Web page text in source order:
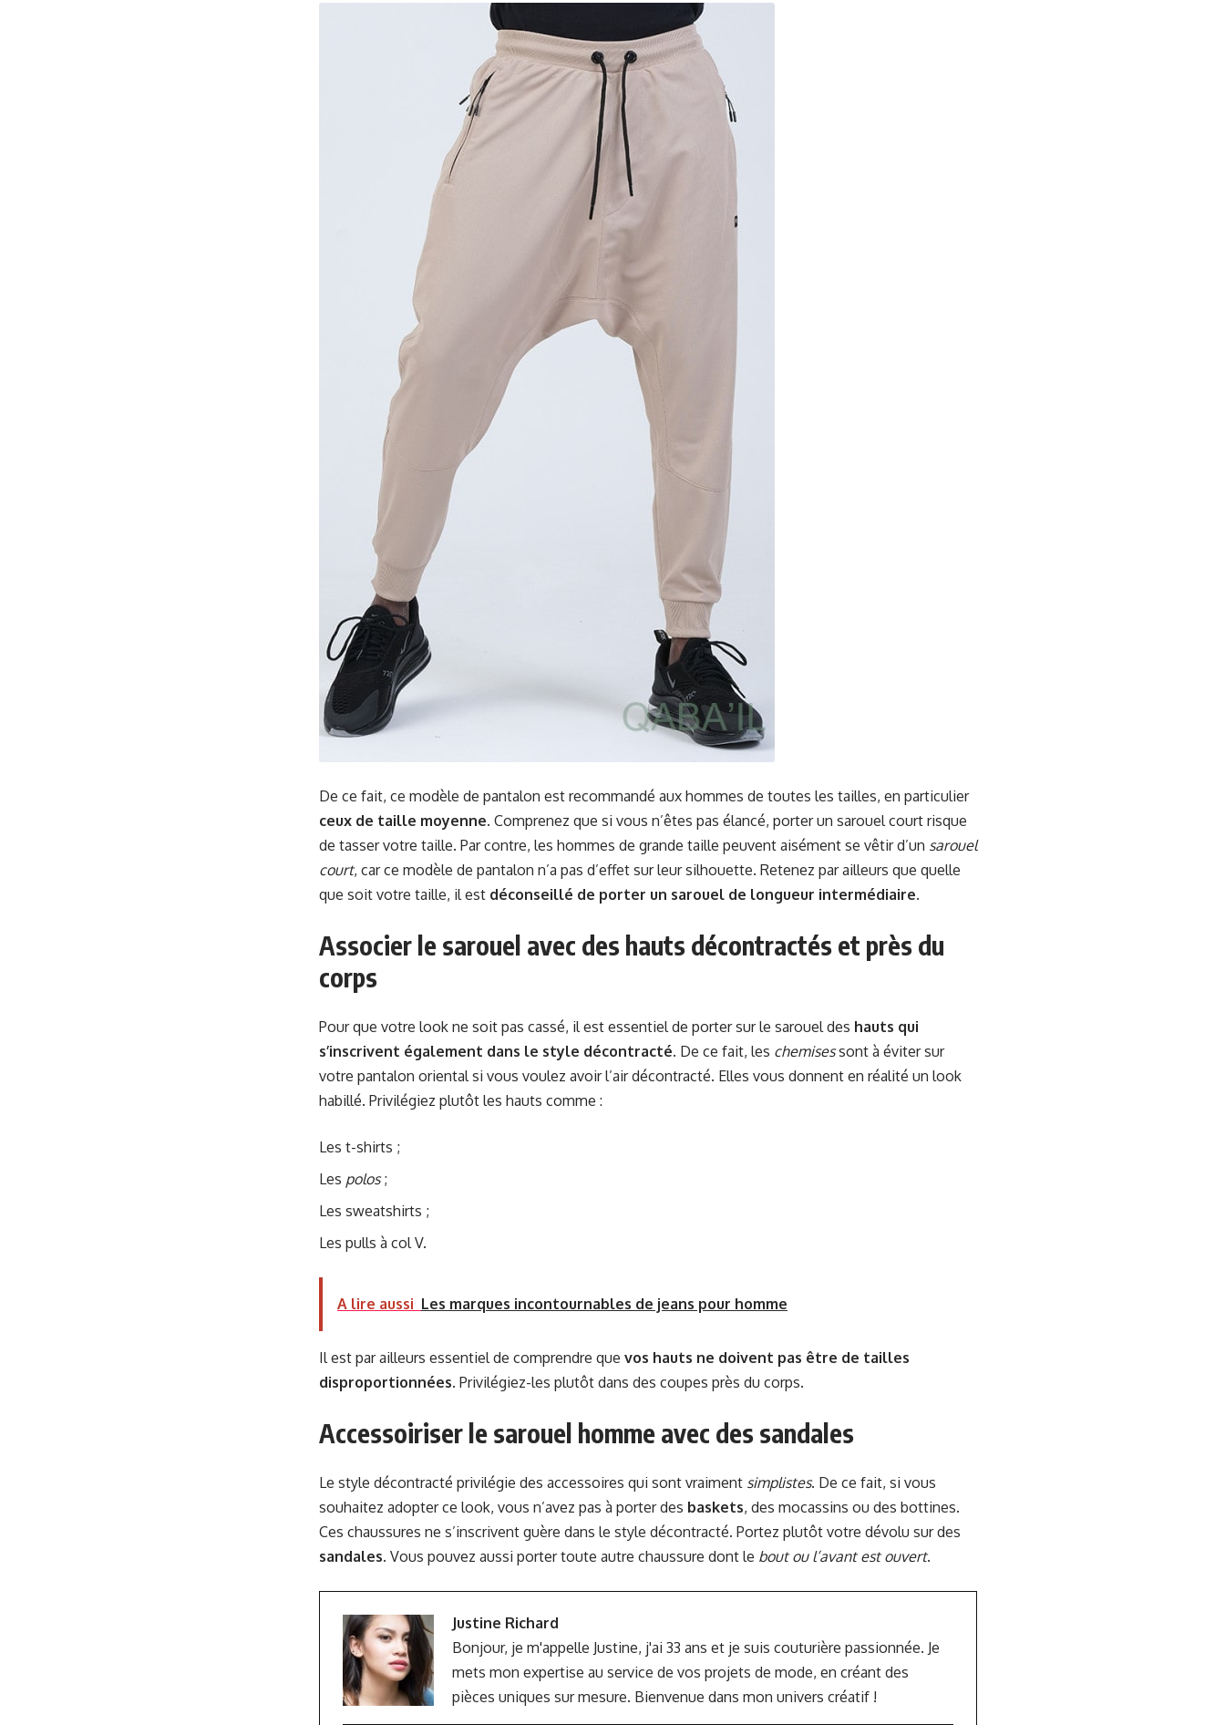
De ce fait, ce modèle de pantalon est recommandé aux hommes de toutes les tailles, en particulier
ceux de taille moyenne. Comprenez que si vous n’êtes pas élancé, porter un sarouel court risque
de tasser votre taille. Par contre, les hommes de grande taille peuvent aisément se vêtir d’un sarouel
court, car ce modèle de pantalon n’a pas d’effet sur leur silhouette. Retenez par ailleurs que quelle
que soit votre taille, il est déconseillé de porter un sarouel de longueur intermédiaire.
Associer le sarouel avec des hauts décontractés et près du
corps
Pour que votre look ne soit pas cassé, il est essentiel de porter sur le sarouel des hauts qui
s’inscrivent également dans le style décontracté. De ce fait, les chemisessont à éviter sur
votre pantalon oriental si vous voulez avoir l’air décontracté. Elles vous donnent en réalité un look
habillé. Privilégiez plutôt les hauts comme :
Les t-shirts ;
Les polos;
Les sweatshirts ;
Les pulls à col V.
A lire aussi Les marques incontournables de jeans pour homme
Il est par ailleurs essentiel de comprendre que vos hauts ne doivent pas être de tailles
disproportionnées. Privilégiez-les plutôt dans des coupes près du corps.
Accessoiriser le sarouel homme avec des sandales
Le style décontracté privilégie des accessoires qui sont vraiment simplistes. De ce fait, si vous
souhaitez adopter ce look, vous n’avez pas à porter des baskets, des mocassins ou des bottines.
Ces chaussures ne s’inscrivent guère dans le style décontracté. Portez plutôt votre dévolu sur des
sandales. Vous pouvez aussi porter toute autre chaussure dont le bout ou l’avant est ouvert.
Justine Richard
Bonjour, je m'appelle Justine, j'ai 33 ans et je suis couturière passionnée. Je
mets mon expertise au service de vos projets de mode, en créant des
pièces uniques sur mesure. Bienvenue dans mon univers créatif !